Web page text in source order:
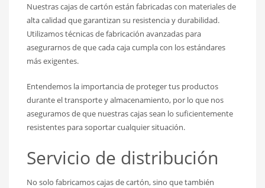
Nuestras cajas de cartón están fabricadas con materiales de
alta calidad que garantizan su resistencia y durabilidad.
Utilizamos técnicas de fabricación avanzadas para
asegurarnos de que cada caja cumpla con los estándares
más exigentes.
Entendemos la importancia de proteger tus productos
durante el transporte y almacenamiento, por lo que nos
aseguramos de que nuestras cajas sean lo suficientemente
resistentes para soportar cualquier situación.
Servicio de distribución
No solo fabricamos cajas de cartón, sino que también